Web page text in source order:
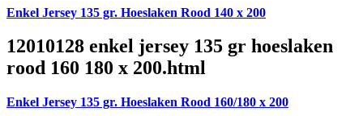
Enkel Jersey 135 gr. Hoeslaken Rood 140 x 200
12010128 enkel jersey 135 gr hoeslaken
rood 160 180 x 200.html
Enkel Jersey 135 gr. Hoeslaken Rood 160/180 x 200